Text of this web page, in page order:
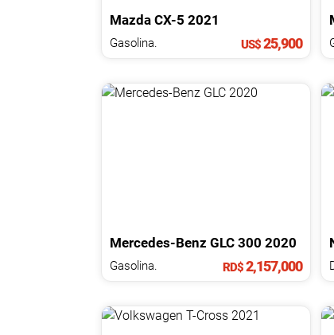
Mazda CX-5 2021
Gasolina. US$25,900
Mercedes-Benz GLC 300 2020
Gasolina. RD$2,157,000